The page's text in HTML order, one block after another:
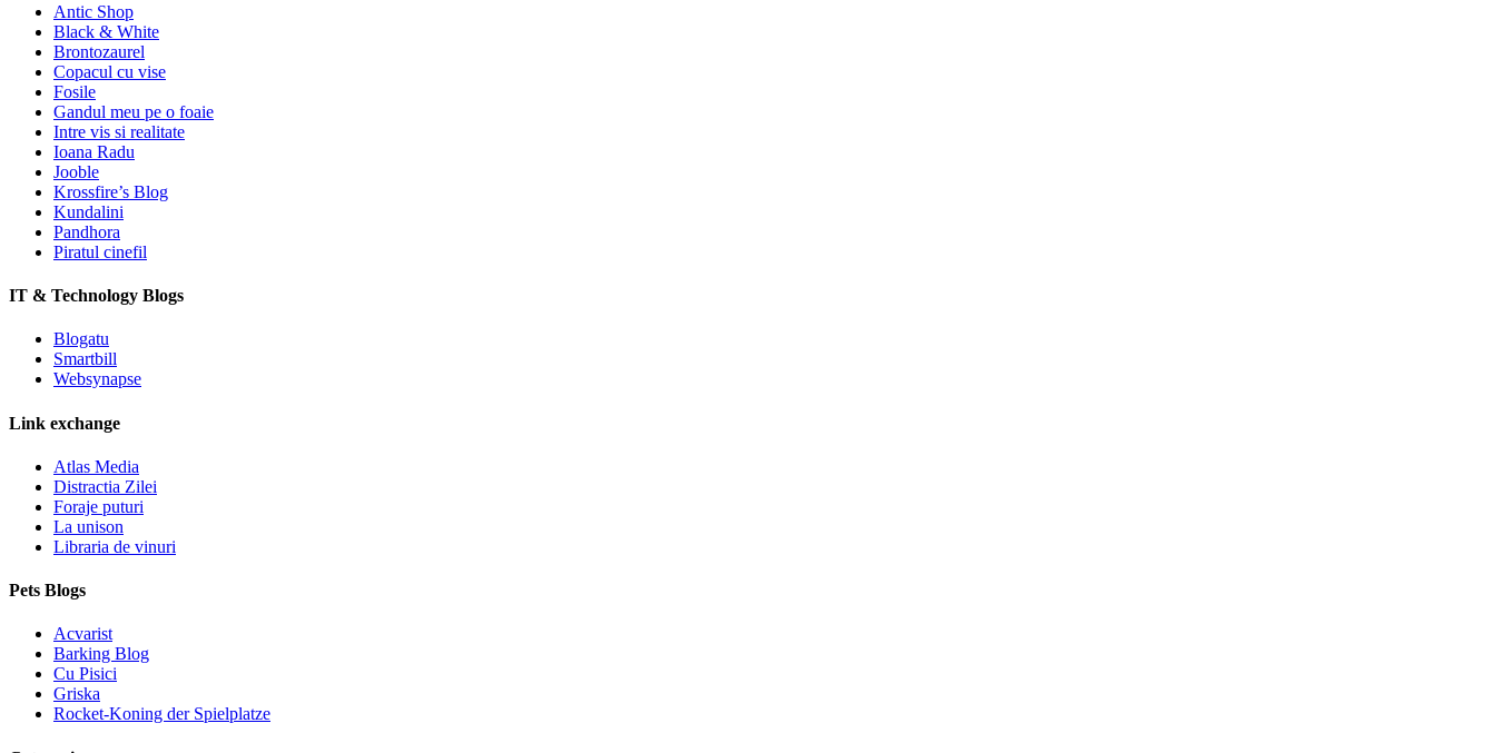
Antic Shop
Black & White
Brontozaurel
Copacul cu vise
Fosile
Gandul meu pe o foaie
Intre vis si realitate
Ioana Radu
Jooble
Krossfire’s Blog
Kundalini
Pandhora
Piratul cinefil
IT & Technology Blogs
Blogatu
Smartbill
Websynapse
Link exchange
Atlas Media
Distractia Zilei
Foraje puturi
La unison
Libraria de vinuri
Pets Blogs
Acvarist
Barking Blog
Cu Pisici
Griska
Rocket-Koning der Spielplatze